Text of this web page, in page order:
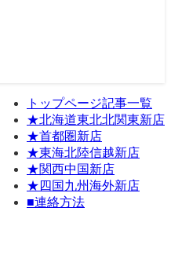
トップページ記事一覧
★北海道東北北関東新店
★首都圏新店
★東海北陸信越新店
★関西中国新店
★四国九州海外新店
■連絡方法